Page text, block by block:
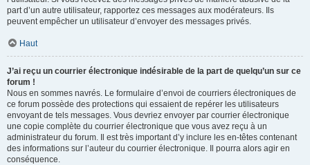
part d’un autre utilisateur, rapportez ces messages aux modérateurs. Ils
peuvent empêcher un utilisateur d’envoyer des messages privés.
Haut
J’ai reçu un courrier électronique indésirable de la part de quelqu’un sur ce
forum !
Nous en sommes navrés. Le formulaire d’envoi de courriers électroniques de
ce forum possède des protections qui essaient de repérer les utilisateurs
envoyant de tels messages. Vous devriez envoyer par courrier électronique
une copie complète du courrier électronique que vous avez reçu à un
administrateur du forum. Il est très important d’y inclure les en-têtes contenant
des informations sur l’auteur du courrier électronique. Il pourra alors agir en
conséquence.